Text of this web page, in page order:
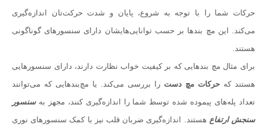
حرکات شما را با توجه به شروع، پایان و شدت حرکت‌تان اندازه‌گیری
می‌کند. این مچ بندها بر حسب توانایی‌هایشان دارای سنسورهای گوناگونی
هستند.
برای مثال مچ بندهایی که بر کیفیت خواب نظارت دارند، دارای سنسورهایی
هستند که حرکات مچ دست را بررسی می‌کند. یا مچ‌بندهایی که می‌توانند
تعداد پله‌های پیموده شده توسط شما را اندازه‌گیری کنند، مجهز بهسنسور
سنجش ارتفاع هستند. اندازه‌گیری ضربان قلب نیز با کمک سنسورهای نوری